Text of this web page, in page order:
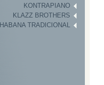
KONTRAPIANO
KLAZZ BROTHERS
HABANA TRADICIONAL